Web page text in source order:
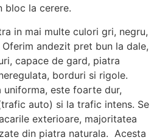
bloc la cerere.
in mai multe culori gri, negru,
andezit pret bun la dale,
capace de gard, piatra
borduri si rigole.
este foarte dur,
auto) si la trafic intens. Se
exterioare, majoritatea
din piatra naturala. Acesta